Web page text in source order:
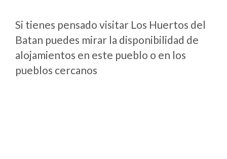
Si tienes pensado visitar Los Huertos del
Batan puedes mirar la disponibilidad de
alojamientos en este pueblo o en los
pueblos cercanos